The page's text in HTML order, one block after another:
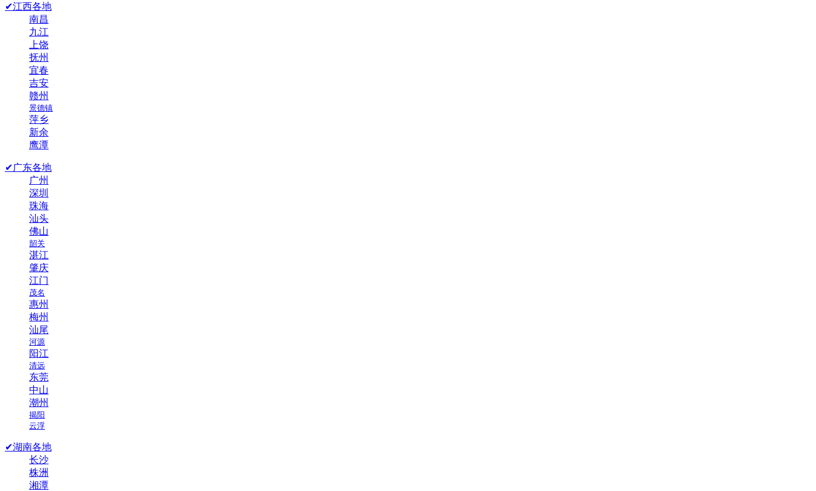
✔江西各地
南昌
九江
上饶
抚州
宜春
吉安
赣州
景德镇
萍乡
新余
鹰潭
✔广东各地
广州
深圳
珠海
汕头
佛山
韶关
湛江
肇庆
江门
茂名
惠州
梅州
汕尾
河源
阳江
清远
东莞
中山
潮州
揭阳
云浮
✔湖南各地
长沙
株洲
湘潭